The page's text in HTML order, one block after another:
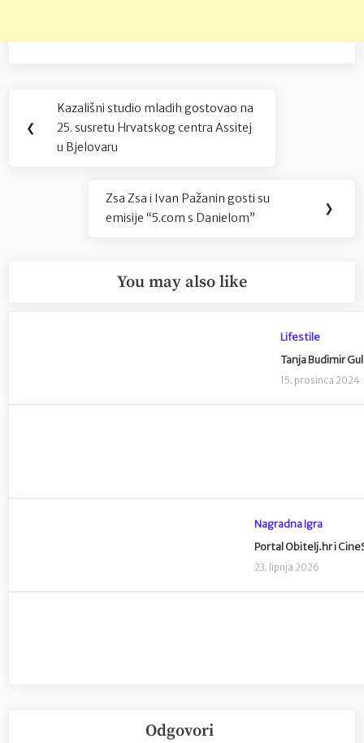
Navigacija
objava
❮
Previous
Post:
Kazališni studio mladih gostovao na
25. susretu Hrvatskog centra Assitej
u Bjelovaru
Next
Post:
Zsa Zsa i Ivan Pažanin gosti su
emisije “5.com s Danielom”
❯
You may also like
Lifestile
Tanja Budimir
15. prosinca 2024
Nagradna Igra
Portal Obitelj.hr i
23. lipnja 2026
Odgovori